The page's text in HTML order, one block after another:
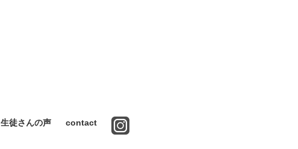
生徒さんの声 contact